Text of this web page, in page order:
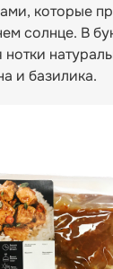
которые
солнце. В
и базилика.